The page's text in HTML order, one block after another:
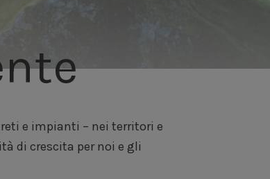
e impianti – nei territori e
di crescita per noi e gli